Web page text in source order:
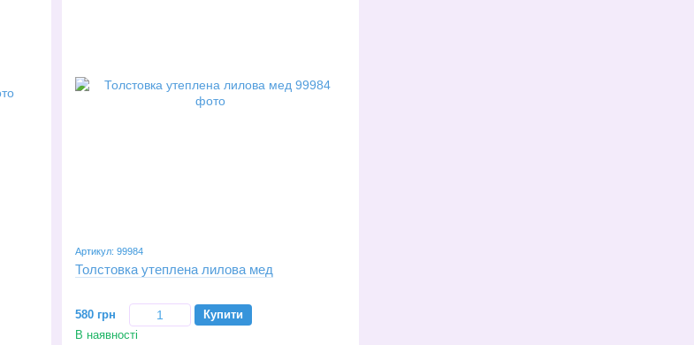
Артикул: 99984
Толстовка утеплена лилова мед
580 грн
Купити
В наявності